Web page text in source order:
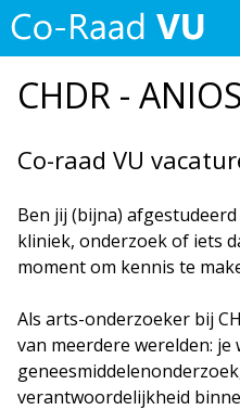
CHDR - ANIOS
Co-raad VU
Ben jij (bijna)
kliniek, onderzoek of iets
moment om kennis te
Als arts-onderzoeker bij
van meerdere werelden:
verantwoordelijkheid